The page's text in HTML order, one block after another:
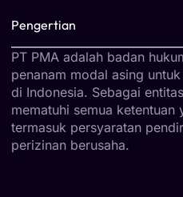
Pengertian
PT PMA adalah badan
penanam modal asing
di Indonesia. Sebagai
mematuhi semua
termasuk persyaratan
perizinan berusaha.